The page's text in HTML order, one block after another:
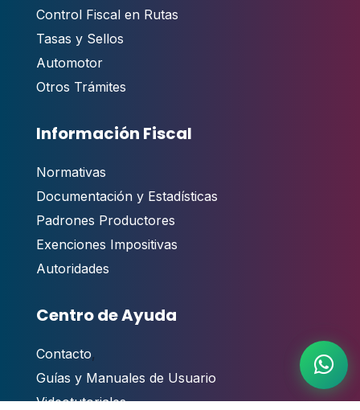
Control Fiscal en Rutas
Tasas y Sellos
Automotor
Otros Trámites
Información Fiscal
Normativas
Documentación y Estadísticas
Padrones Productores
Exenciones Impositivas
Autoridades
Centro de Ayuda
Contacto,
Guías y Manuales de Usuario
Videotutoriales